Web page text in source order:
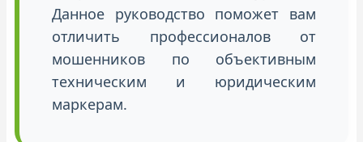
Данное руководство поможет вам
отличить профессионалов от
мошенников по объективным
техническим и юридическим
маркерам.